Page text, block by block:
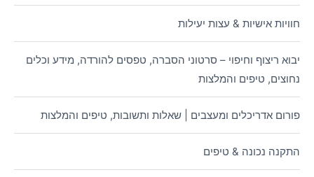
חוויות אישיות & עצות יעילות
יבוא ריצוף וחיפוי – סרטוני הסברה, טפסים להורדה, מידע וכלים
נחוצים, טיפים והמלצות
פורום אדריכלים ומעצבים | שאלות ותשובות, טיפים והמלצות
התקנה נכונה & טיפים